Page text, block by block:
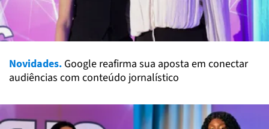
Novidades. Google reafirma sua aposta em conectar
audiências com conteúdo jornalístico